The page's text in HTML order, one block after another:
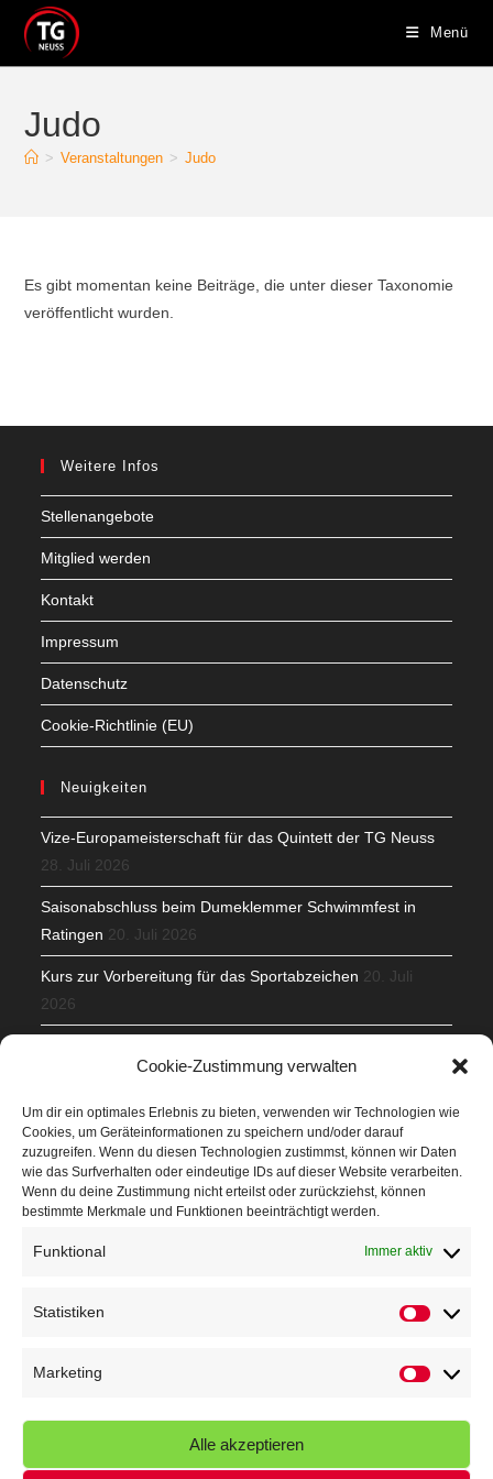
Cookie-Zustimmung verwalten
Um dir ein optimales Erlebnis zu bieten, verwenden wir Technologien wie
Cookies, um Geräteinformationen zu speichern und/oder darauf
zuzugreifen. Wenn du diesen Technologien zustimmst, können wir Daten
wie das Surfverhalten oder eindeutige IDs auf dieser Website verarbeiten.
Wenn du deine Zustimmung nicht erteilst oder zurückziehst, können
bestimmte Merkmale und Funktionen beeinträchtigt werden.
Funktional Immer aktiv
Statistiken
Marketing
Alle akzeptieren
Inhalt
springen
Menü
Judo
> Veranstaltungen > Judo
Es gibt momentan keine Beiträge, die unter dieser Taxonomie
veröffentlicht wurden.
Weitere Infos
Stellenangebote
Mitglied werden
Kontakt
Impressum
Datenschutz
Cookie-Richtlinie (EU)
Neuigkeiten
Vize-Europameisterschaft für das Quintett der TG Neuss
28. Juli 2026
Saisonabschluss beim Dumeklemmer Schwimmfest in
Ratingen 20. Juli 2026
Kurs zur Vorbereitung für das Sportabzeichen 20. Juli
2026
Veranstaltungen
Höffner Run
Kindersportfest